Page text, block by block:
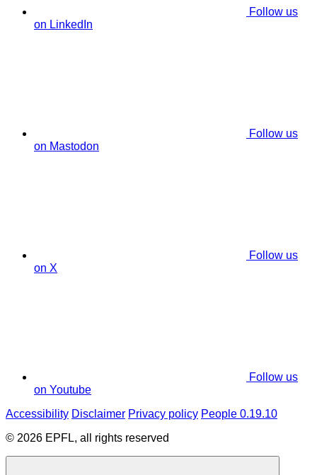
Follow us
on LinkedIn
Follow us
on Mastodon
Follow us
on X
Follow us
on Youtube
Accessibility Disclaimer Privacy policy People 0.19.10
© 2026 EPFL, all rights reserved